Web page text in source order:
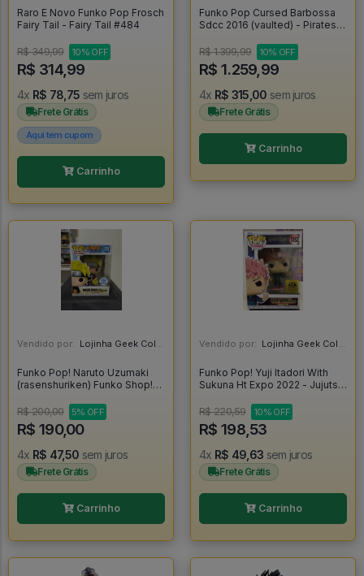
Raro E Novo Funko Pop Frosch
Fairy Tail - Fairy Tail #484
R$ 349,99 10% OFF
R$ 314,99
4x R$ 78,75 sem juros
Frete Grátis
Aqui tem cupom
Carrinho
Funko Pop Cursed Barbossa
Sdcc 2016 (vaulted) - Pirates
R$ 1.399,99
10% OFF
R$ 1.259,99
4x R$ 315,00 sem juros
Frete Grátis
Carrinho
Vendido por: Lojinha Geek Colecionáveis - DF
Funko Pop! Naruto Uzumaki
(rasenshuriken) Funko Shop!
#1318
R$ 200,00 5% OFF
R$ 190,00
4x R$ 47,50 sem juros
Frete Grátis
Carrinho
Vendido por: Lojinha Geek Colecionáveis - DF
Funko Pop! Yuji Itadori With
Sukuna Ht Expo 2022 - Jujutsu
R$ 220,59
10% OFF
R$ 198,53
4x R$ 49,63 sem juros
Frete Grátis
Carrinho